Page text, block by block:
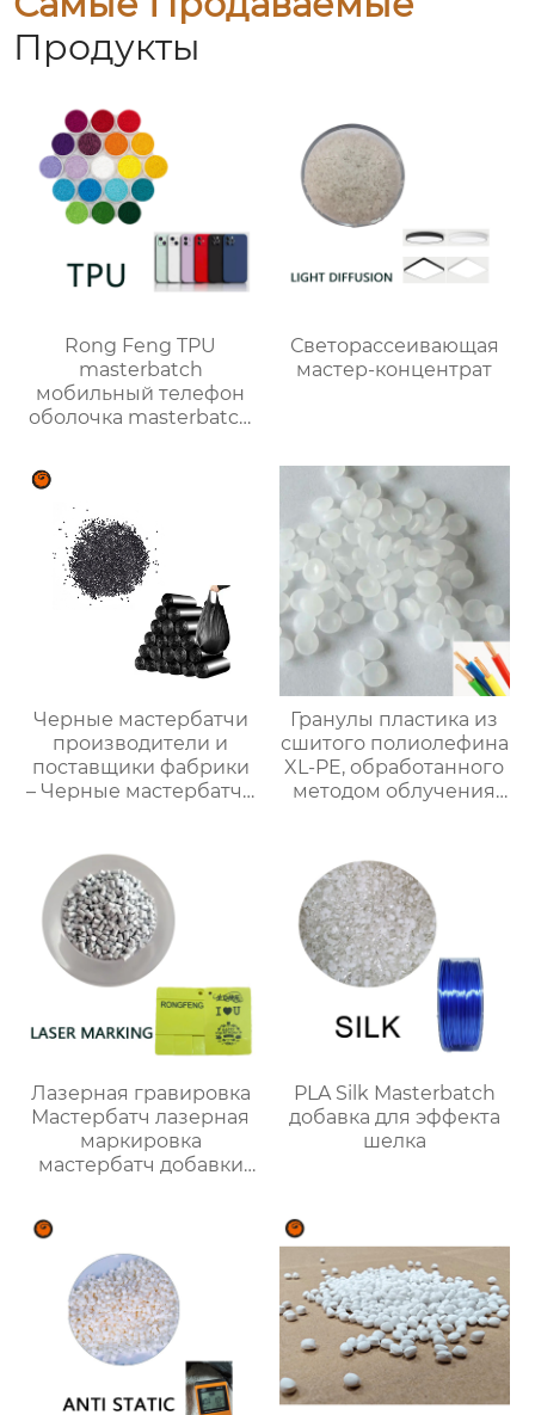
Продукты
Rong Feng TPU
masterbatch
мобильный телефон
оболочка masterbatch
Светорассеивающая
мастер-концентрат
Черные мастербатчи
производители и
поставщики фабрики
– Черные мастербатчи
Гранулы пластика из
сшитого полиолефина
XL-PE, обработанного
методом облучения
Лазерная гравировка
Мастербатч лазерная
маркировка
мастербатч добавки
PLA Silk Masterbatch
добавка для эффекта
шелка